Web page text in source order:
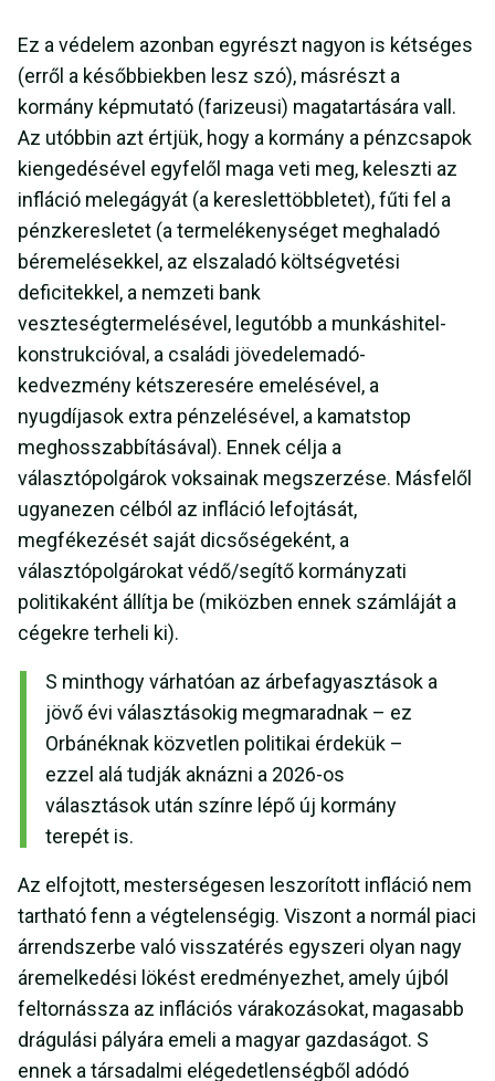
Ez a védelem azonban egyrészt nagyon is kétséges
(erről a későbbiekben lesz szó), másrészt a
kormány képmutató (farizeusi) magatartására vall.
Az utóbbin azt értjük, hogy a kormány a pénzcsapok
kiengedésével egyfelől maga veti meg, keleszti az
infláció melegágyát (a kereslettöbbletet), fűti fel a
pénzkeresletet (a termelékenységet meghaladó
béremelésekkel, az elszaladó költségvetési
deficitekkel, a nemzeti bank
veszteségtermelésével, legutóbb a munkáshitel-
konstrukcióval, a családi jövedelemadó-
kedvezmény kétszeresére emelésével, a
nyugdíjasok extra pénzelésével, a kamatstop
meghosszabbításával). Ennek célja a
választópolgárok voksainak megszerzése. Másfelől
ugyanezen célból az infláció lefojtását,
megfékezését saját dicsőségeként, a
választópolgárokat védő/segítő kormányzati
politikaként állítja be (miközben ennek számláját a
cégekre terheli ki).
S minthogy várhatóan az árbefagyasztások a
jövő évi választásokig megmaradnak – ez
Orbánéknak közvetlen politikai érdekük –
ezzel alá tudják aknázni a 2026-os
választások után színre lépő új kormány
terepét is.
Az elfojtott, mesterségesen leszorított infláció nem
tartható fenn a végtelenségig. Viszont a normál piaci
árrendszerbe való visszatérés egyszeri olyan nagy
áremelkedési lökést eredményezhet, amely újból
feltornássza az inflációs várakozásokat, magasabb
drágulási pályára emeli a magyar gazdaságot. S
ennek a társadalmi elégedetlenségből adódó